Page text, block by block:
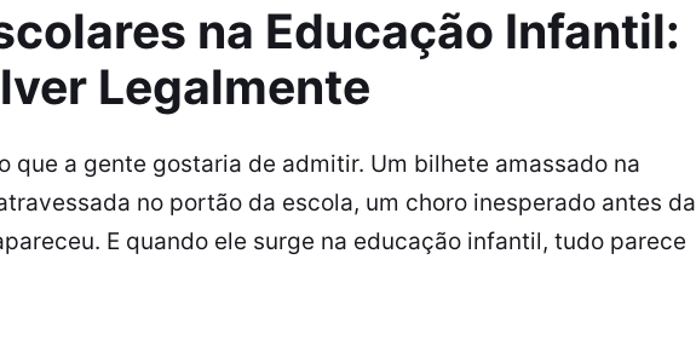
na Educação Infantil:
Legalmente
que a gente gostaria de admitir. Um bilhete amassado na
no portão da escola, um choro inesperado antes da
E quando ele surge na educação infantil, tudo parece